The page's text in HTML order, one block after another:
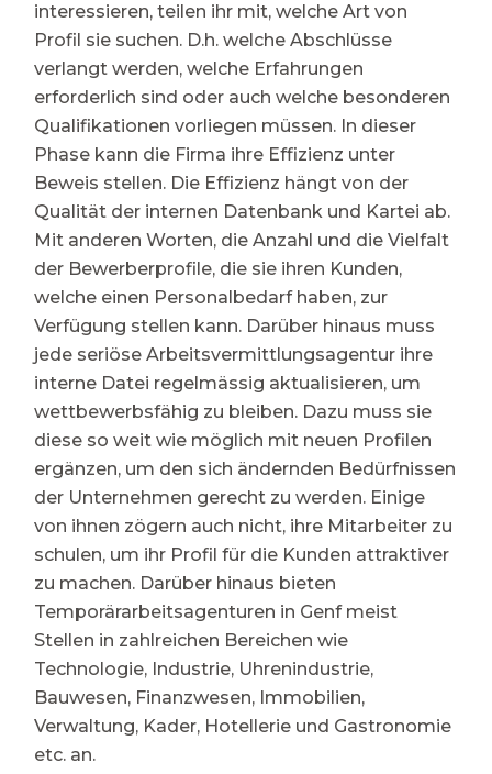
interessieren, teilen ihr mit, welche Art von
Profil sie suchen. D.h. welche Abschlüsse
verlangt werden, welche Erfahrungen
erforderlich sind oder auch welche besonderen
Qualifikationen vorliegen müssen. In dieser
Phase kann die Firma ihre Effizienz unter
Beweis stellen. Die Effizienz hängt von der
Qualität der internen Datenbank und Kartei ab.
Mit anderen Worten, die Anzahl und die Vielfalt
der Bewerberprofile, die sie ihren Kunden,
welche einen Personalbedarf haben, zur
Verfügung stellen kann. Darüber hinaus muss
jede seriöse Arbeitsvermittlungsagentur ihre
interne Datei regelmässig aktualisieren, um
wettbewerbsfähig zu bleiben. Dazu muss sie
diese so weit wie möglich mit neuen Profilen
ergänzen, um den sich ändernden Bedürfnissen
der Unternehmen gerecht zu werden. Einige
von ihnen zögern auch nicht, ihre Mitarbeiter zu
schulen, um ihr Profil für die Kunden attraktiver
zu machen. Darüber hinaus bieten
Temporärarbeitsagenturen in Genf meist
Stellen in zahlreichen Bereichen wie
Technologie, Industrie, Uhrenindustrie,
Bauwesen, Finanzwesen, Immobilien,
Verwaltung, Kader, Hotellerie und Gastronomie
etc. an.